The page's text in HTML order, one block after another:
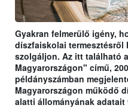
Gyakran felmerülő igény,
díszfaiskolai termesztésről
szolgáljon. Az itt található
Magyarországon" című,
példányszámban
Magyarországon működő
alatti állományának